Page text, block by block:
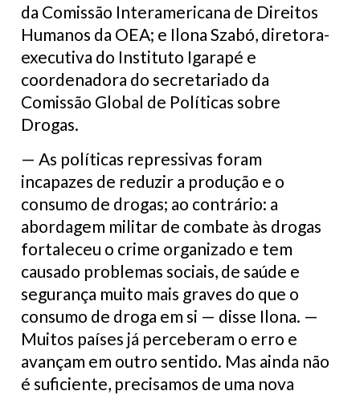
da Comissão Interamericana de Direitos
Humanos da OEA; e Ilona Szabó, diretora-
executiva do Instituto Igarapé e
coordenadora do secretariado da
Comissão Global de Políticas sobre
Drogas.
— As políticas repressivas foram
incapazes de reduzir a produção e o
consumo de drogas; ao contrário: a
abordagem militar de combate às drogas
fortaleceu o crime organizado e tem
causado problemas sociais, de saúde e
segurança muito mais graves do que o
consumo de droga em si — disse Ilona. —
Muitos países já perceberam o erro e
avançam em outro sentido. Mas ainda não
é suficiente, precisamos de uma nova